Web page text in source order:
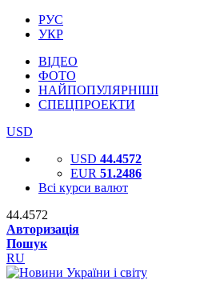
РУС
УКР
ВІДЕО
ФОТО
НАЙПОПУЛЯРНІШІ
СПЕЦПРОЕКТИ
USD
USD 44.4572
EUR 51.2486
Всі курси валют
44.4572
Авторизація
Пошук
RU